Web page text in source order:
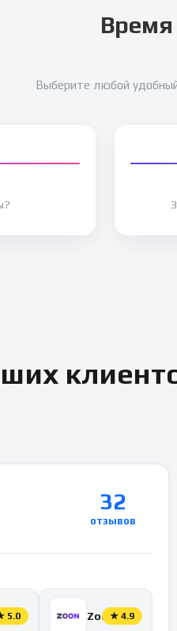
Время
Выберите любой
32
отзывов
5.0 Zoon★4.9